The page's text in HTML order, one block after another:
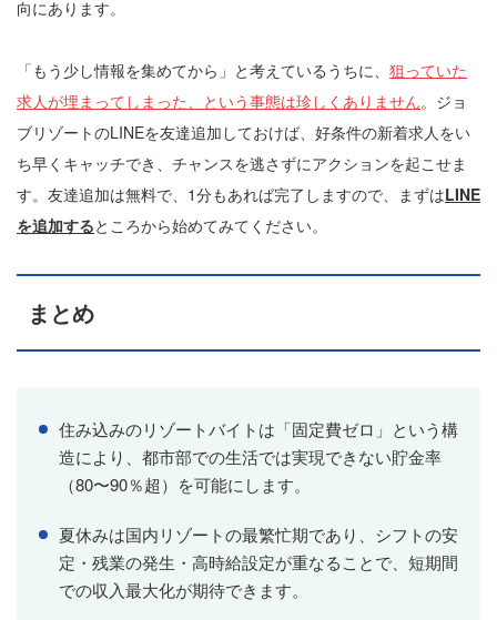
向にあります。
「もう少し情報を集めてから」と考えているうちに、 狙っていた
求人が埋まってしまった、という事態は珍しくありません。ジョ
ブリゾートのLINEを友達追加しておけば、好条件の新着求人をい
ち早くキャッチでき、チャンスを逃さずにアクションを起こせま
す。友達追加は無料で、1分もあれば完了しますので、まずはLINE
を追加するところから始めてみてください。
まとめ
住み込みのリゾートバイトは「固定費ゼロ」という構
造により、都市部での生活では実現できない貯金率
（80〜90％超）を可能にします。
夏休みは国内リゾートの最繁忙期であり、シフトの安
定・残業の発生・高時給設定が重なることで、短期間
での収入最大化が期待できます。